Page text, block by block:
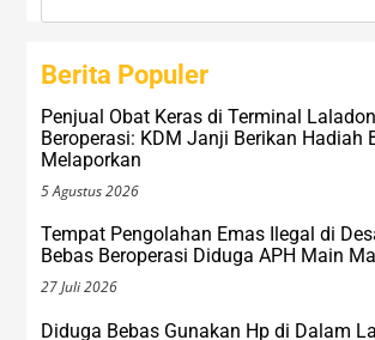
Berita Populer
Penjual Obat Keras di Terminal
Beroperasi: KDM Janji Berikan Hadiah
Melaporkan
5 Agustus 2026
Tempat Pengolahan Emas Ilegal di
Bebas Beroperasi Diduga APH Main
27 Juli 2026
Diduga Bebas Gunakan Hp di Dalam